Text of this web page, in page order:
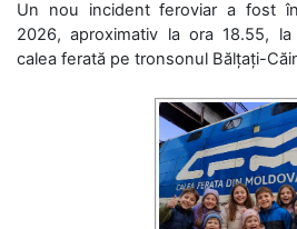
Un nou incident feroviar a fost
2026, aproximativ la ora 18.55,
calea ferată pe tronsonul Bălțați-